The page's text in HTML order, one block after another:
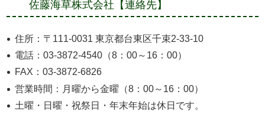
佐藤海草株式会社【連絡先】
住所：〒111-0031 東京都台東区千束2-33-10
電話：03-3872-4540（8：00～16：00）
FAX：03-3872-6826
営業時間：月曜から金曜（8：00～16：00）
土曜・日曜・祝祭日・年末年始は休日です。